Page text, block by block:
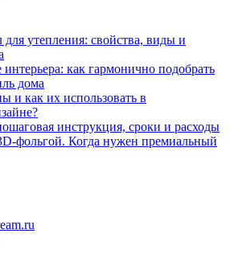
утепления: свойства, виды и
как гармонично подобрать
дома
и как их использовать в
инструкция, сроки и расходы
фольгой. Когда нужен премиальный